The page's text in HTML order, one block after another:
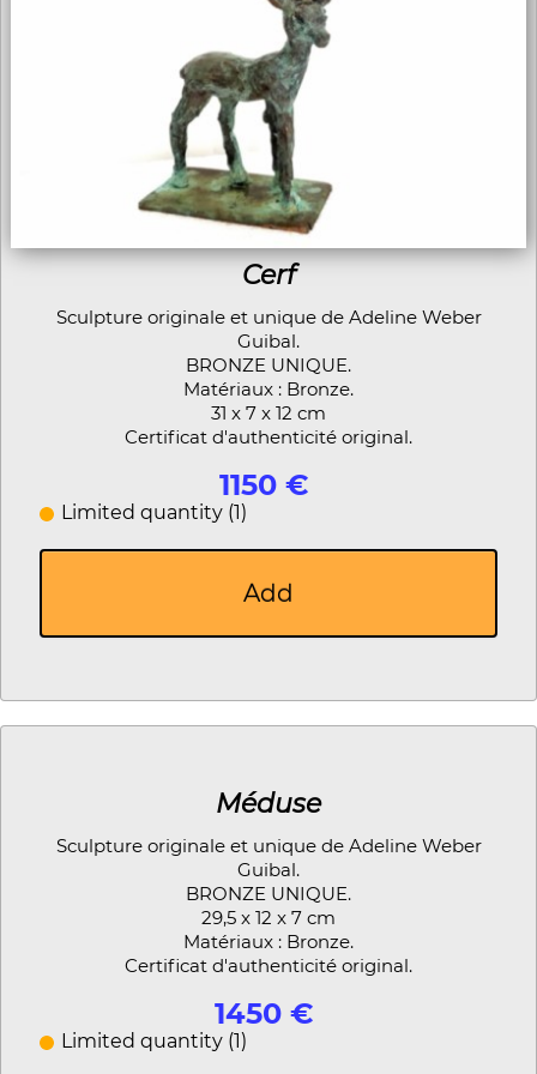
Cerf
Sculpture originale et unique de Adeline Weber
Guibal.
BRONZE UNIQUE.
Matériaux : Bronze.
31 x 7 x 12 cm
Certificat d'authenticité original.
1150 €
Limited quantity (1)
Add
Méduse
Sculpture originale et unique de Adeline Weber
Guibal.
BRONZE UNIQUE.
29,5 x 12 x 7 cm
Matériaux : Bronze.
Certificat d'authenticité original.
1450 €
Limited quantity (1)